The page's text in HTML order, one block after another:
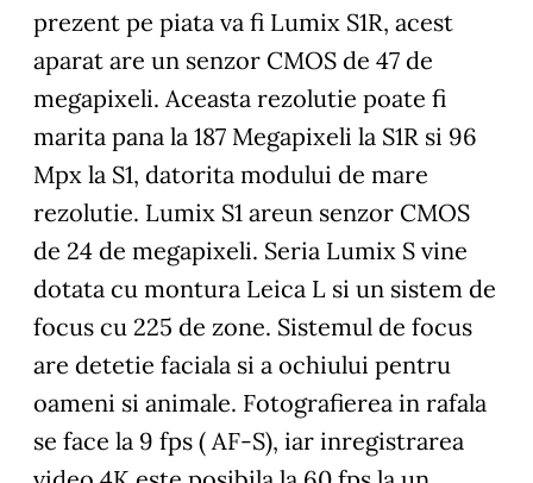
prezent pe piata va fi Lumix S1R, acest
aparat are un senzor CMOS de 47 de
megapixeli. Aceasta rezolutie poate fi
marita pana la 187 Megapixeli la S1R si 96
Mpx la S1, datorita modului de mare
rezolutie. Lumix S1 areun senzor CMOS
de 24 de megapixeli. Seria Lumix S vine
dotata cu montura Leica L si un sistem de
focus cu 225 de zone. Sistemul de focus
are detetie faciala si a ochiului pentru
oameni si animale. Fotografierea in rafala
se face la 9 fps ( AF-S), iar inregistrarea